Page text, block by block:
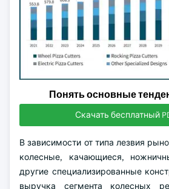
Понять основные
Скачать бесплатный
В зависимости от типа лезвия
колесные, качающиеся,
другие специализированные
выручка сегмента колесных